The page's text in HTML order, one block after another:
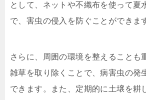
として、ネットや不織布を使って夏
で、害虫の侵入を防ぐことができま
さらに、周囲の環境を整えることも
雑草を取り除くことで、病害虫の発
できます。また、定期的に土壌を耕